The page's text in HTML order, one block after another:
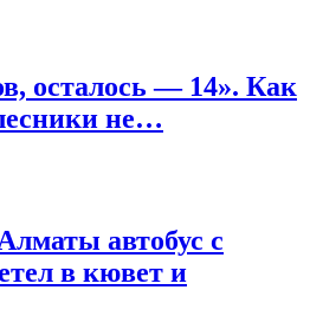
осталось — 14». Как
не…
автобус с
в кювет и